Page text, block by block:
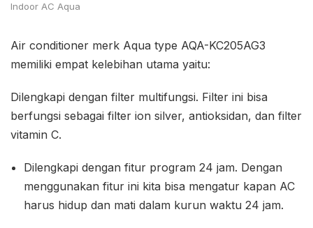
Indoor AC Aqua
Air conditioner merk Aqua type AQA-KC205AG3
memiliki empat kelebihan utama yaitu:
Dilengkapi dengan filter multifungsi. Filter ini bisa
berfungsi sebagai filter ion silver, antioksidan, dan filter
vitamin C.
Dilengkapi dengan fitur program 24 jam. Dengan
menggunakan fitur ini kita bisa mengatur kapan AC
harus hidup dan mati dalam kurun waktu 24 jam.